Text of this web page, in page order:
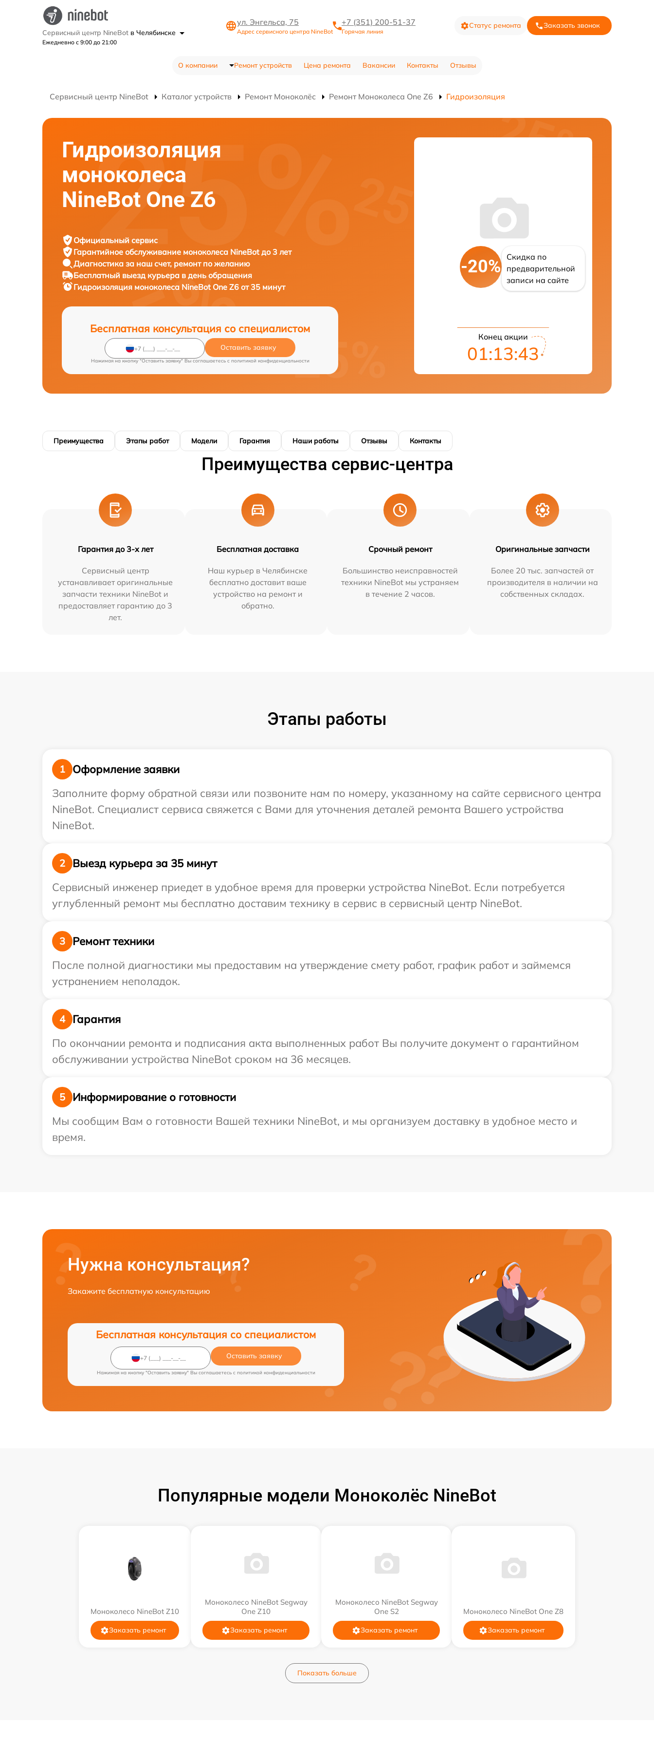
Сервисный центр NineBot в Челябинске
Ежедневно с 9:00 до 21:00
ул. Энгельса, 75
Адрес сервисного центра NineBot
+7 (351) 200-51-37
Горячая линия
Статус ремонта Заказать звонок
О компании Ремонт устройств Цена ремонта Вакансии Контакты Отзывы
Сервисный центр NineBot Каталог устройств Ремонт Моноколёс Ремонт Моноколеса One Z6 Гидроизоляция
Гидроизоляция
моноколеса
NineBot One Z6
Официальный сервис
Гарантийное обслуживание моноколеса NineBot до 3 лет
Диагностика за наш счет, ремонт по желанию
Бесплатный выезд курьера в день обращения
Гидроизоляция моноколеса NineBot One Z6 от 35 минут
Бесплатная консультация со специалистом
Оставить заявку
Нажимая на кнопку "Оставить заявку" Вы соглашаетесь c политикой конфиденциальности
-20%
Скидка по
предварительной
записи на сайте
Конец акции
01:13:43
Преимущества Этапы работ Модели Гарантия Наши работы Отзывы Контакты
Преимущества сервис-центра
Гарантия до 3-х лет
Сервисный центр
устанавливает оригинальные
запчасти техники NineBot и
предоставляет гарантию до 3
лет.
Бесплатная доставка
Наш курьер в Челябинске
бесплатно доставит ваше
устройство на ремонт и
обратно.
Срочный ремонт
Большинство неисправностей
техники NineBot мы устраняем
в течение 2 часов.
Оригинальные запчасти
Более 20 тыс. запчастей от
производителя в наличии на
собственных складах.
Этапы работы
1
Оформление заявки
Заполните форму обратной связи или позвоните нам по номеру, указанному на сайте сервисного центра
NineBot. Специалист сервиса свяжется с Вами для уточнения деталей ремонта Вашего устройства
NineBot.
2
Выезд курьера за 35 минут
Сервисный инженер приедет в удобное время для проверки устройства NineBot. Если потребуется
углубленный ремонт мы бесплатно доставим технику в сервис в сервисный центр NineBot.
3
Ремонт техники
После полной диагностики мы предоставим на утверждение смету работ, график работ и займемся
устранением неполадок.
4
Гарантия
По окончании ремонта и подписания акта выполненных работ Вы получите документ о гарантийном
обслуживании устройства NineBot сроком на 36 месяцев.
5
Информирование о готовности
Мы сообщим Вам о готовности Вашей техники NineBot, и мы организуем доставку в удобное место и
время.
Нужна консультация?
Закажите бесплатную консультацию
Бесплатная консультация со специалистом
Оставить заявку
Нажимая на кнопку "Оставить заявку" Вы соглашаетесь c политикой конфиденциальности
Популярные модели Моноколёс NineBot
Моноколесо NineBot Z10
Заказать ремонт
Моноколесо NineBot Segway
One Z10
Заказать ремонт
Моноколесо NineBot Segway
One S2
Заказать ремонт
Моноколесо NineBot One Z8
Заказать ремонт
Показать больше